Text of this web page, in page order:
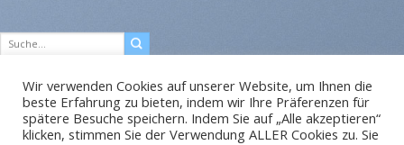
Suche
nach:
Wir verwenden Cookies auf unserer Website, um Ihnen die
beste Erfahrung zu bieten, indem wir Ihre Präferenzen für
spätere Besuche speichern. Indem Sie auf „Alle akzeptieren“
klicken, stimmen Sie der Verwendung ALLER Cookies zu. Sie